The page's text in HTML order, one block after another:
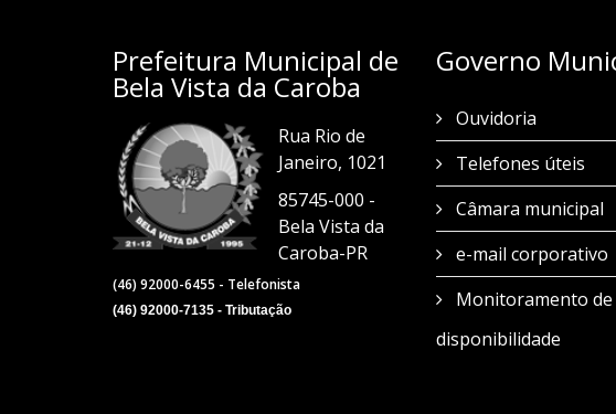
Prefeitura Municipal de
Bela Vista da Caroba
Rua Rio de
Janeiro, 1021
85745-000 -
Bela Vista da
Caroba-PR
(46) 92000-6455 - Telefonista
(46) 92000-7135 - Tributação
Governo
Ouvidoria
Telefones úteis
Câmara municipal
e-mail corporativo
Monitoramento de
disponibilidade